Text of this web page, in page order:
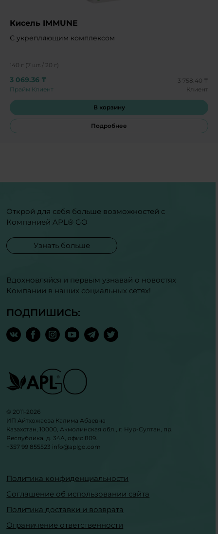
Кисель IMMUNE
С укрепляющим комплексом
140 г (7 шт./ 20 г)
3 069.36 ₸
Прайм Клиент
3 758.40 ₸
Клиент
В корзину
Подробнее
Открой для себя больше возможностей с
Компанией APL® GO
Узнать больше
Вдохновляйся и первым узнавай о новостях
Компании в наших социальных сетях!
ПОДПИШИСЬ:
© 2011-2026
ИП Айтхожаева Калима Абаевна
Казахстан, 10000, Акмолинская обл., г. Нур-Султан, пр.
Республика, д. 34А, офис 809.
+357 99 855523 info@aplgo.com
Политика конфиденциальности
Соглашение об использовании сайта
Политика доставки и возврата
Ограничение ответственности